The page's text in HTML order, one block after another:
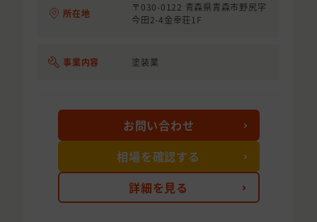
所在地
〒030-0122 青森県青森市野尻字
今田2-4金幸荘1F
事業内容 塗装業
詳細を見る
お問い合わせ
相場を確認する